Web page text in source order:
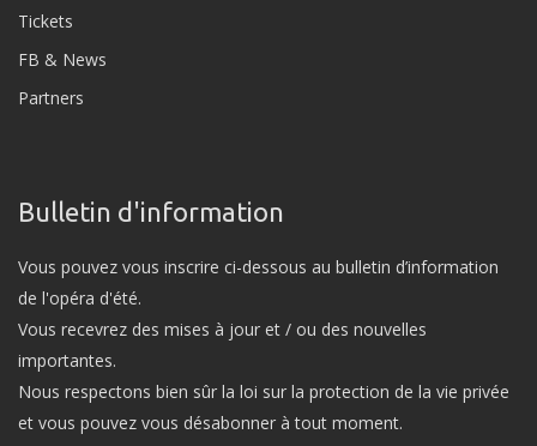
Tickets
FB & News
Partners
Bulletin d'information
Vous pouvez vous inscrire ci-dessous au bulletin d’information
de l'opéra d'été.
Vous recevrez des mises à jour et / ou des nouvelles
importantes.
Nous respectons bien sûr la loi sur la protection de la vie privée
et vous pouvez vous désabonner à tout moment.